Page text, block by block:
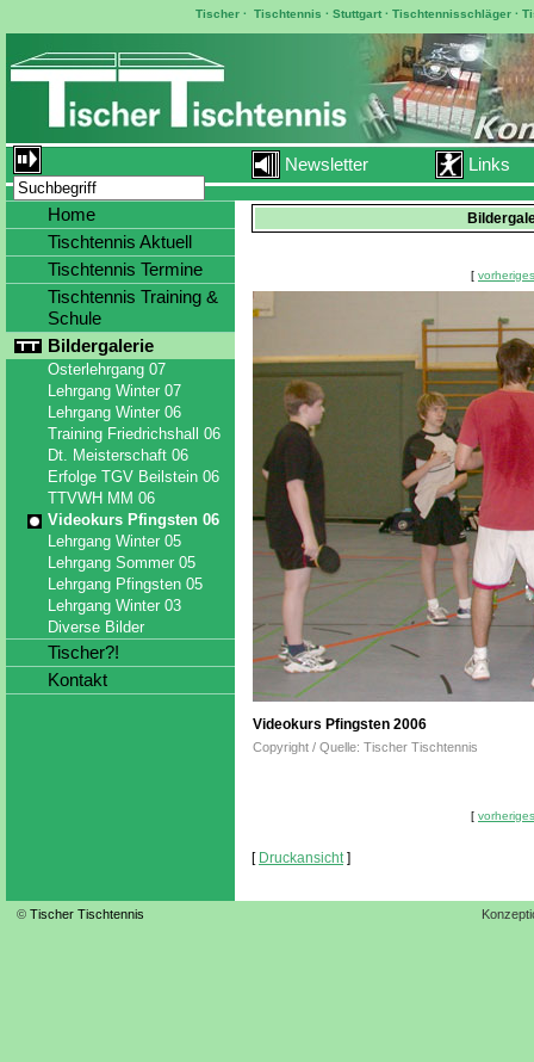
Tischer ·Tischtennis ·Stuttgart ·Tischtennisschläger ·
Newsletter Links
[
Videokurs Pfingsten 2006
Copyright / Quelle: Tischer Tischtennis
[
[ Druckansicht]
Home
Tischtennis Aktuell
Tischtennis Termine
Tischtennis Training &
Schule
Bildergalerie
Osterlehrgang 07
Lehrgang Winter 07
Lehrgang Winter 06
Training Friedrichshall 06
Dt. Meisterschaft 06
Erfolge TGV Beilstein 06
TTVWH MM 06
Videokurs Pfingsten 06
Lehrgang Winter 05
Lehrgang Sommer 05
Lehrgang Pfingsten 05
Lehrgang Winter 03
Diverse Bilder
Tischer?!
Kontakt
© Tischer Tischtennis